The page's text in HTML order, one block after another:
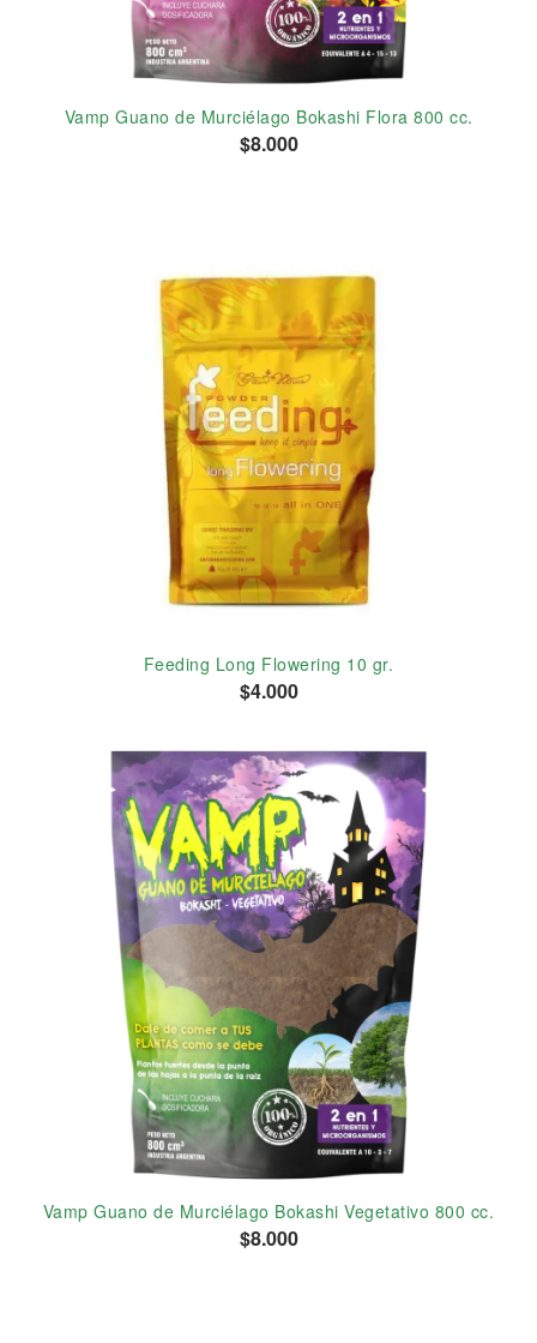
Vamp Guano de Murciélago Bokashi Flora 800 cc.
$8.000
Feeding Long Flowering 10 gr.
$4.000
Vamp Guano de Murciélago Bokashi Vegetativo 800 cc.
$8.000